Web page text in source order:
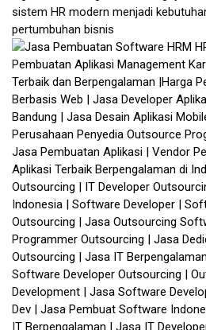
sistem HR modern menjadi
pertumbuhan bisnis